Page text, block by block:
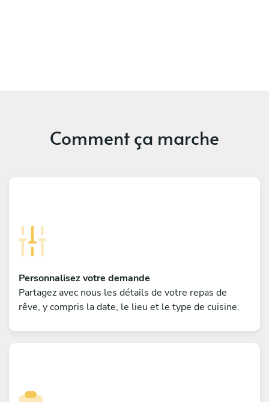
Comment ça marche
Personnalisez votre demande
Partagez avec nous les détails de votre repas de
rêve, y compris la date, le lieu et le type de cuisine.